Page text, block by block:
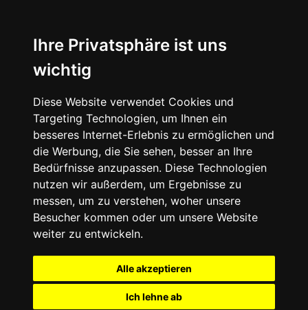
Ihre Privatsphäre ist uns
wichtig
Diese Website verwendet Cookies und
Targeting Technologien, um Ihnen ein
besseres Internet-Erlebnis zu ermöglichen und
die Werbung, die Sie sehen, besser an Ihre
Bedürfnisse anzupassen. Diese Technologien
nutzen wir außerdem, um Ergebnisse zu
messen, um zu verstehen, woher unsere
Besucher kommen oder um unsere Website
weiter zu entwickeln.
Alle akzeptieren
Ich lehne ab